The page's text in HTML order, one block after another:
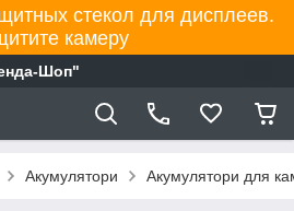
стекол для дисплеев.
камеру
Шоп"
Акумулятори Акумулятори для